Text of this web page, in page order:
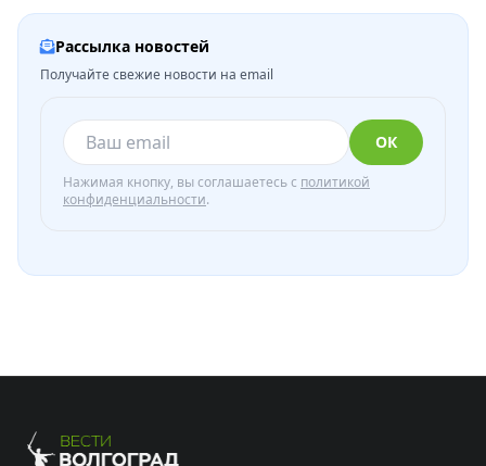
Рассылка новостей
Получайте свежие новости на email
ОК
Нажимая кнопку, вы соглашаетесь с политикой
конфиденциальности.